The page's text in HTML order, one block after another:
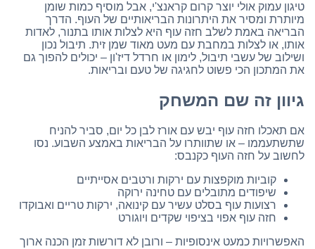
טיגון עמוק אולי יוצר קרום קראנצ'י, אבל מוסיף כמות שומן
מיותרת ומסיר את היתרונות הבריאותיים של העוף. הדרך
הבריאה באמת לשלב חזה עוף היא לצלות אותו בתנור, לאדות
אותו, או לצלות במחבת עם מעט מאוד שמן זית. תיבול נכון
ושילוב של עשבי תיבול, לימון או חרדל דיז'ון – יכולים להפוך גם
את המתכון הכי פשוט לחגיגה של טעם ובריאות.
גיוון זה שם המשחק
אם תאכלו חזה עוף יבש עם אורז לבן כל יום, סביר להניח
שתשתעממו – או שתוותרו על הבריאות באמצע השבוע. נסו
לחשוב על חזה העוף כקנבס:
קוביות מוקפצות עם ירקות ורטבים אסייתיים
שיפודים מתובלים עם טחינה ירוקה
רצועות עוף בסלט עשיר עם קינואה, ירקות טריים ואבוקדו
חזה עוף אפוי בציפוי שקדים ויוגורט
האפשרויות כמעט אינסופיות – ורובן לא דורשות זמן הכנה ארוך